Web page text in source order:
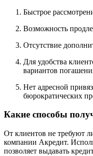
Быстрое
Возможность
Отсутствие
Для удобства
вариантов
Нет адресной
бюрократических
Какие способы
От клиентов не требуют
компании Акредит.
позволяет выдавать